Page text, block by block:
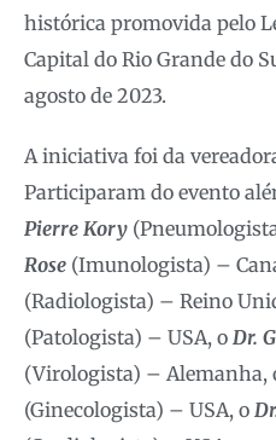
histórica promovida pelo
Capital do Rio Grande do
agosto de 2023.
A iniciativa foi da
Participaram do evento
Pierre Kory
Rose (Imunologista) –
(Radiologista) – Reino
(Patologista) – USA, o Dr.
(Virologista) – Alemanha,
(Ginecologista) – USA, o